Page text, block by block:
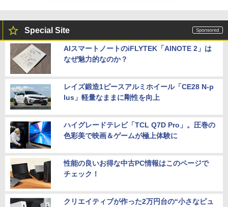
Special Site
AIスマートノートのiFLYTEK「AINOTE 2」は
なぜ魅力的なのか？
レイズ鍛造1ピースアルミホイール「CE28 N-p
lus」軽量なままに剛性を向上
ハイグレードテレビ「TCL Q7D Pro」。圧巻の
色彩美で映画＆ゲームが極上体験に
性能の良いお得な中古PC情報はこのページで
チェック！
クリエイティブが作った2万円台の“小さなピュ